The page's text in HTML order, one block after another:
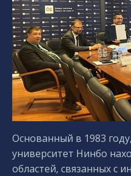
Основанный в 1983
университет Нинбо
областей, связанных с